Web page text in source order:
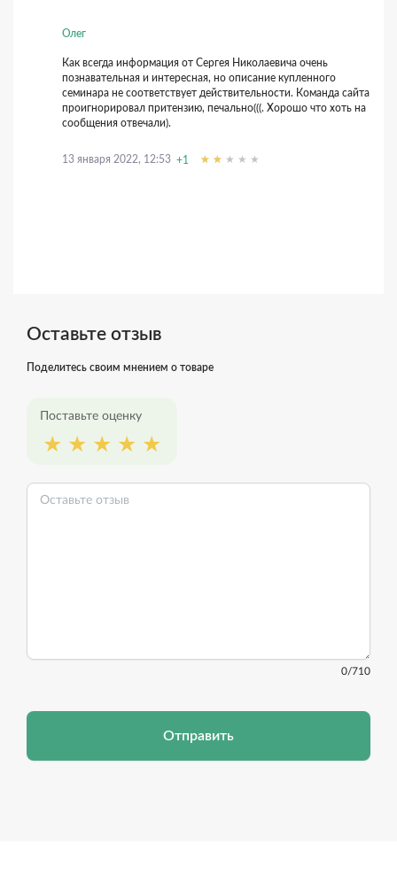
Олег
Как всегда информация от Сергея Николаевича очень
познавательная и интересная, но описание купленного
семинара не соответствует действительности. Команда сайта
проигнорировал притензию, печально(((. Хорошо что хоть на
сообщения отвечали).
13 января 2022, 12:53 +1
Оставьте отзыв
Поделитесь своим мнением о товаре
Поставьте оценку
0/710
Отправить